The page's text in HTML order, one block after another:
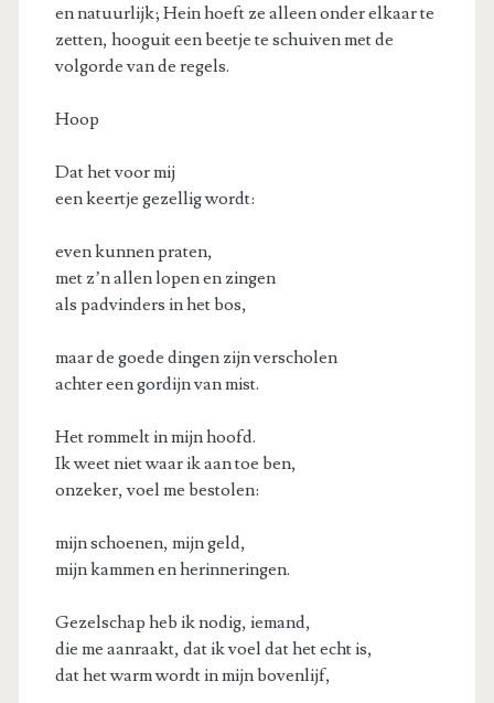
en natuurlijk; Hein hoeft ze alleen onder elkaar te
zetten, hooguit een beetje te schuiven met de
volgorde van de regels.
Hoop
Dat het voor mij
een keertje gezellig wordt:
even kunnen praten,
met z’n allen lopen en zingen
als padvinders in het bos,
maar de goede dingen zijn verscholen
achter een gordijn van mist.
Het rommelt in mijn hoofd.
Ik weet niet waar ik aan toe ben,
onzeker, voel me bestolen:
mijn schoenen, mijn geld,
mijn kammen en herinneringen.
Gezelschap heb ik nodig, iemand,
die me aanraakt, dat ik voel dat het echt is,
dat het warm wordt in mijn bovenlijf,